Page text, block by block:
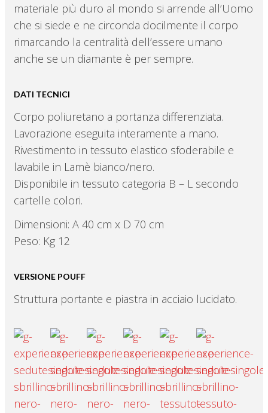
materiale più duro al mondo si arrende all’Uomo
che si siede e ne circonda docilmente il corpo
rimarcando la centralità dell’essere umano
anche se un diamante è per sempre.
DATI TECNICI
Corpo poliuretano a portanza differenziata.
Lavorazione eseguita interamente a mano.
Rivestimento in tessuto elastico sfoderabile e
lavabile in Lamè bianco/nero.
Disponibile in tessuto categoria B – L secondo
cartelle colori.
Dimensioni: A 40 cm x D 70 cm
Peso: Kg 12
VERSIONE POUFF
Struttura portante e piastra in acciaio lucidato.